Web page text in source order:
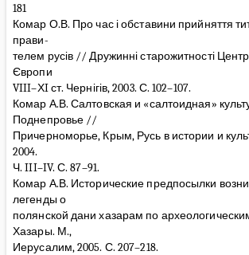
181
Комар О.В. Про час і обставини прийняття
прави-
телем русів // Дружинні старожитності
Європи
VIII–ХI ст. Чернігів, 2003. С. 102–107.
Комар А.В. Салтовская и «салтоидная»
Поднепровье //
Причерноморье, Крым, Русь в истории и
2004.
Ч. III–IV. С. 87–91.
Комар А.В. Исторические предпосылки
легенды о
полянской дани хазарам по
Хазары. М.,
Иерусалим, 2005. С. 207–218.